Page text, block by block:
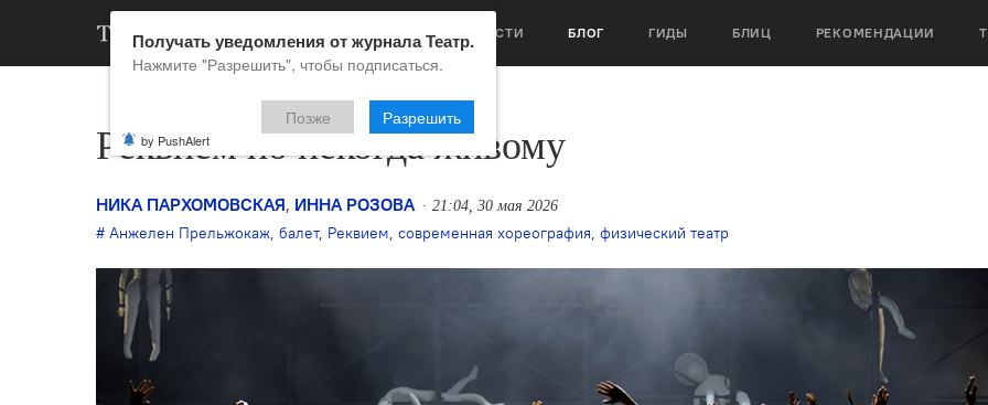
НОВОСТИ БЛОГ ГИДЫ БЛИЦ РЕКОМЕНДАЦИИ
Реквием по некогда живому
НИКА ПАРХОМОВСКАЯ, ИННА РОЗОВА 21:04, 30 мая 2026
Анжелен Прельжокаж, балет, Реквием, современная хореография, физический театр
Получать уведомления от журнала Театр.
Нажмите "Разрешить", чтобы подписаться.
Позже Разрешить
by PushAlert